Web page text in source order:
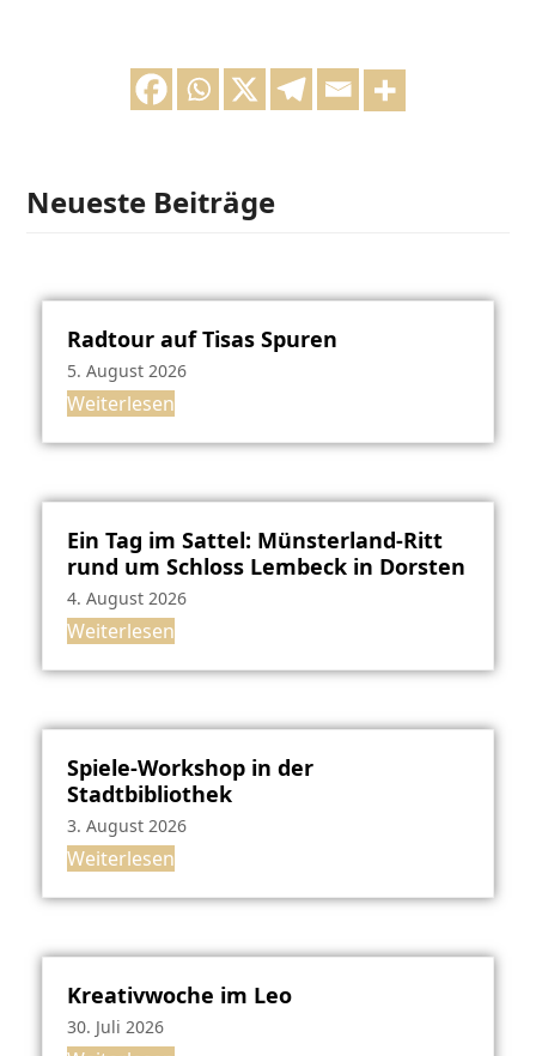
Neueste Beiträge
Radtour auf Tisas Spuren
5. August 2026
Weiterlesen
Ein Tag im Sattel: Münsterland-Ritt
rund um Schloss Lembeck in Dorsten
4. August 2026
Weiterlesen
Spiele-Workshop in der
Stadtbibliothek
3. August 2026
Weiterlesen
Kreativwoche im Leo
30. Juli 2026